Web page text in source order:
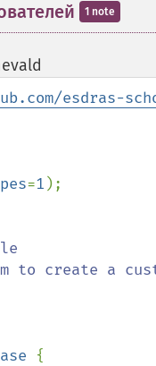
1 note
esdras-
=1 );
{